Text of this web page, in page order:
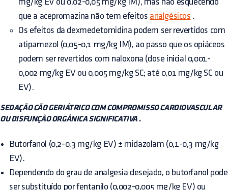
que a acepromazina não tem efeitos analgésicos .
Os efeitos da dexmedetomidina podem ser revertidos com
atipamezol (0,05-0,1 mg/kg IM), ao passo que os opiáceos
podem ser revertidos com naloxona (dose inicial 0,001-
0,002 mg/kg EV ou 0,005 mg/kg SC; até 0,01 mg/kg SC ou
EV).
SEDAÇÃO CÃO GERIÁTRICO COM COMPROMISSO CARDIOVASCULAR
OU DISFUNÇÃO ORGÂNICA SIGNIFICATIVA .
Butorfanol (0,2-0,3 mg/kg EV) ± midazolam (0,1-0,3 mg/kg
EV).
Dependendo do grau de analgesia desejado, o butorfanol pode
ser substituído por fentanilo (0,002-0,005 mg/kg EV) ou